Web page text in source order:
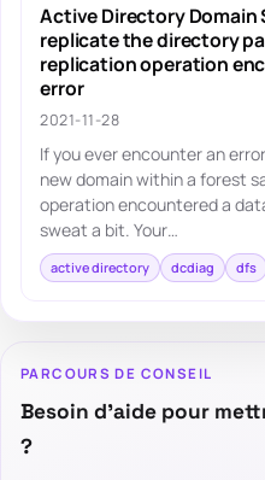
Active Directory Domain
replicate the directory
replication operation
error
2021-11-28
If you ever encounter an
new domain within a forest
operation encountered a
sweat a bit. Your…
active directory dcdiag dfs
PARCOURS DE CONSEIL
Besoin d’aide pour
?